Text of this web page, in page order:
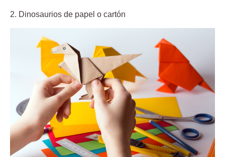
2. Dinosaurios de papel o cartón